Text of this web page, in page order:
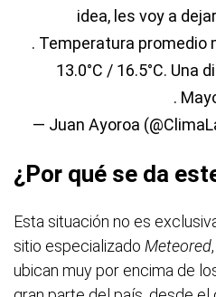
idea, les voy a
. Temperatura promedio
13.0°C / 16.5°C. Una
.
— Juan Ayoroa
¿Por qué se da
Esta situación no es
sitio especializado Meteored
ubican muy por encima de